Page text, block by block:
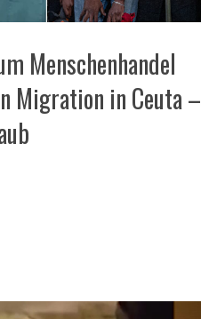
Menschenhandel
Migration in Ceuta –